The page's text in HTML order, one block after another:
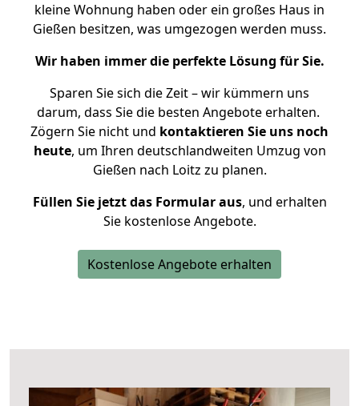
kleine Wohnung haben oder ein großes Haus in
Gießen besitzen, was umgezogen werden muss.
Wir haben immer die perfekte Lösung für Sie.
Sparen Sie sich die Zeit – wir kümmern uns
darum, dass Sie die besten Angebote erhalten.
Zögern Sie nicht und kontaktieren Sie uns noch
heute, um Ihren deutschlandweiten Umzug von
Gießen nach Loitz zu planen.
Füllen Sie jetzt das Formular aus, und erhalten
Sie kostenlose Angebote.
Kostenlose Angebote erhalten